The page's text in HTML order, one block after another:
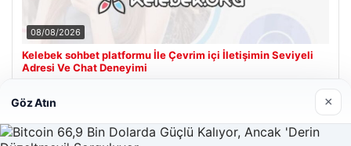
08/08/2026
Kelebek sohbet platformu İle Çevrim içi İletişimin Seviyeli
Adresi Ve Chat Deneyimi
Son Eklenen Firmalar
Göz Atın ×